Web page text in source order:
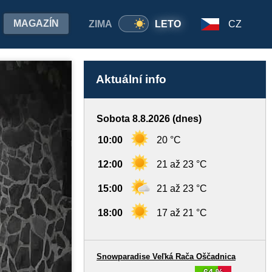
ZIMA LETO
MAGAZÍN CZ
Aktuální info
Sobota 8.8.2026 (dnes)
10:00 20 °C
12:00 21 až 23 °C
15:00 21 až 23 °C
18:00 17 až 21 °C
Snowparadise Veľká Rača Oščadnica